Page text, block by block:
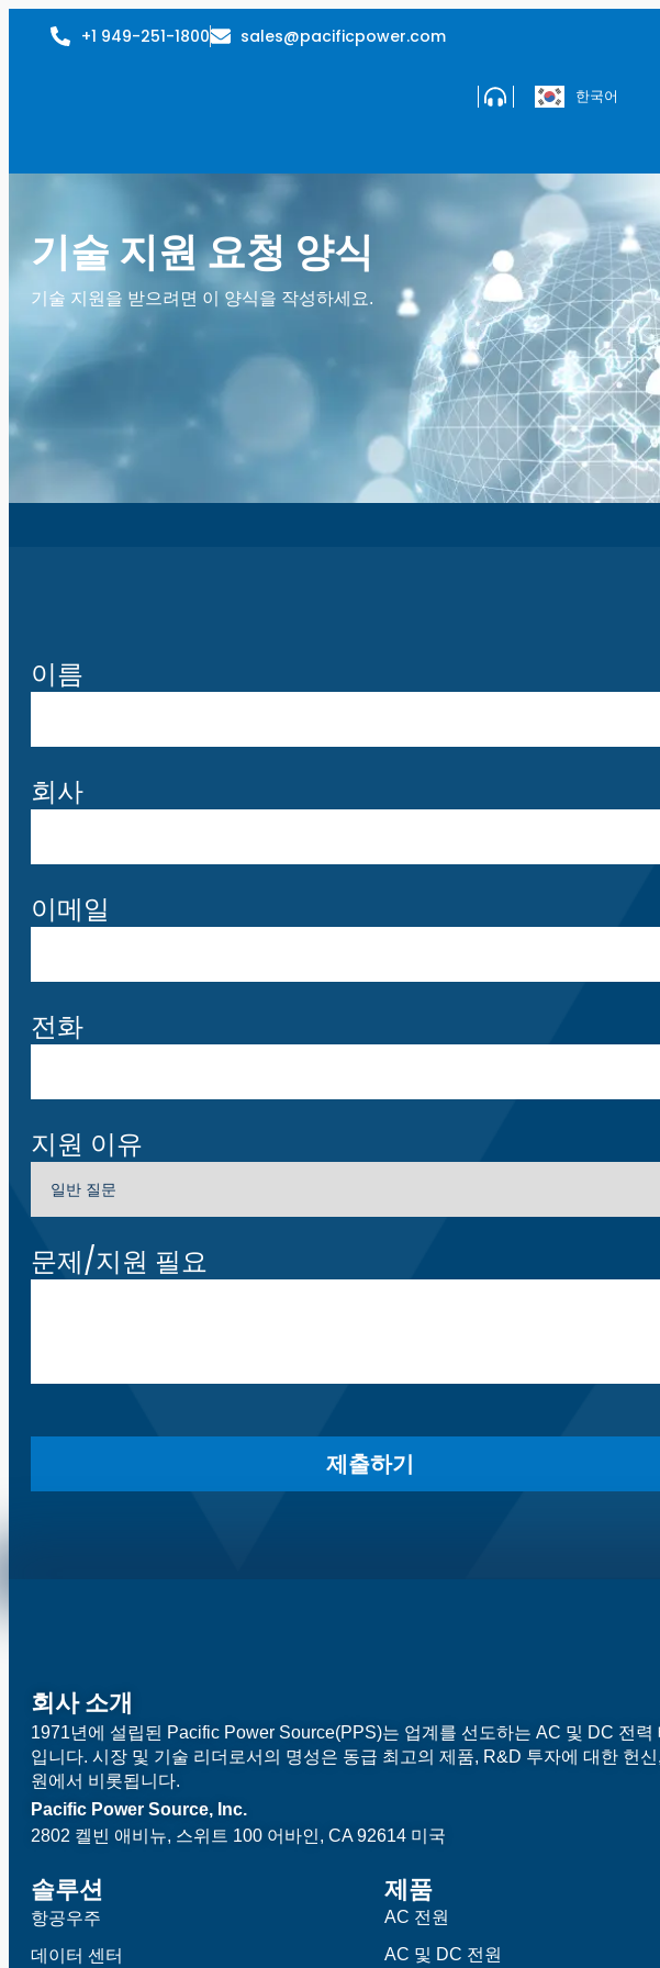
+1 949-251-1800 sales@pacificpower.com
한국어
기술 지원 요청 양식
기술 지원을 받으려면 이 양식을 작성하세요.
이름
회사
이메일
전화
지원 이유
문제/지원 필요
회사 소개
1971년에 설립된 Pacific Power Source(PPS)는 업계를 선도하는 AC 및 DC 전력
입니다. 시장 및 기술 리더로서의 명성은 동급 최고의 제품, R&D 투자에 대한 헌신
원에서 비롯됩니다.
Pacific Power Source, Inc.
2802 켈빈 애비뉴, 스위트 100 어바인, CA 92614 미국
솔루션
항공우주
데이터 센터
제품
AC 전원
AC 및 DC 전원